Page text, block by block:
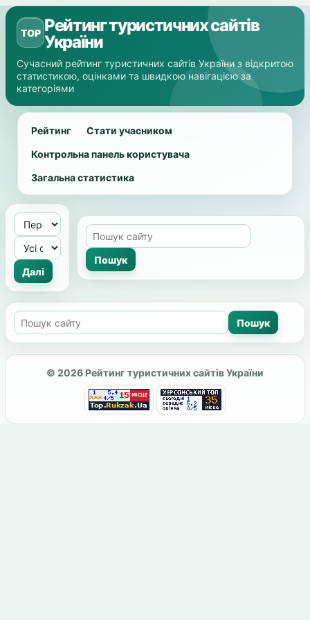
TOP Рейтинг туристичних сайтів
України
Сучасний рейтинг туристичних сайтів України з відкритою
статистикою, оцінками та швидкою навігацією за
категоріями
Рейтинг
Стати учасником
Контрольна панель користувача
Загальна статистика
© 2026 Рейтинг туристичних сайтів України